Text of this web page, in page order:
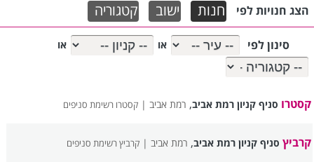
הצג חנויות לפי חנות ישוב קטגוריה
סינון לפי או או
קסטרו סניף קניון רמת אביב, רמת אביב |קסטרו רשימת סניפים
קרביץ סניף קניון רמת אביב, רמת אביב |קרביץ רשימת סניפים